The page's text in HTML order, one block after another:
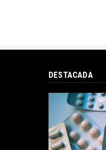
DESTACADA